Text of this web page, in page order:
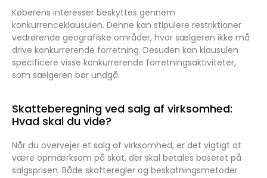
Køberens interesser beskyttes gennem
konkurrenceklausulen. Denne kan stipulere restriktioner
vedrørende geografiske områder, hvor sælgeren ikke må
drive konkurrerende forretning. Desuden kan klausulen
specificere visse konkurrerende forretningsaktiviteter,
som sælgeren bør undgå.
Skatteberegning ved salg af virksomhed:
Hvad skal du vide?
Når du overvejer et salg af virksomhed, er det vigtigt at
være opmærksom på skat, der skal betales baseret på
salgsprisen. Både skatteregler og beskatningsmetoder